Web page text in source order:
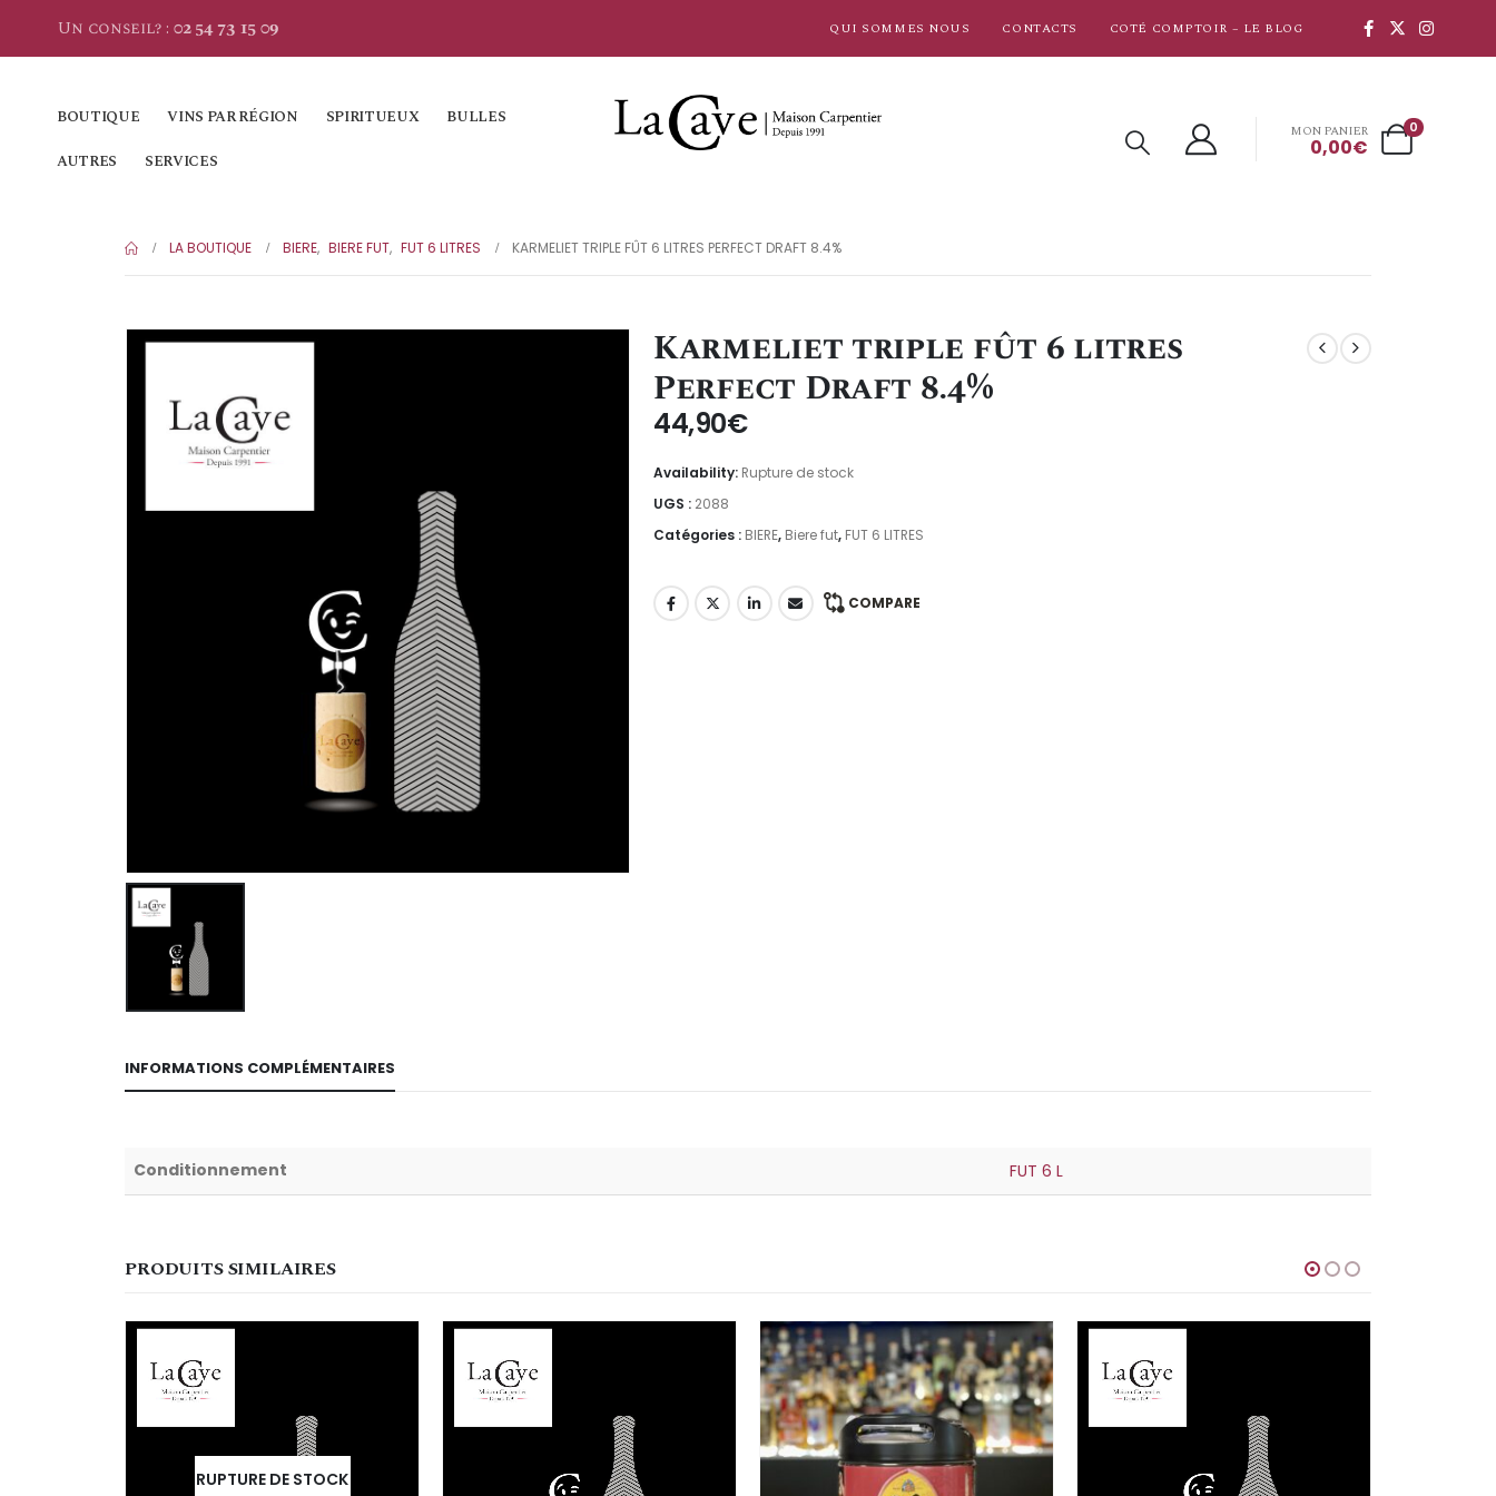
Un conseil? : 02 54 73 15 09 QUI SOMMES NOUS CONTACTS COTÉ COMPTOIR – LE BLOG
BOUTIQUE VINS PAR RÉGION SPIRITUEUX
BULLES
AUTRES
SERVICES
0
MON PANIER
0,00€
LA BOUTIQUE BIERE, BIERE FUT, FUT 6 LITRES KARMELIET TRIPLE FÛT 6 LITRES PERFECT DRAFT 8.4%
Karmeliet triple fût 6 litres
Perfect Draft 8.4%
44,90€
Availability: Rupture de stock
UGS : 2088
Catégories : BIERE, Biere fut, FUT 6 LITRES
COMPARE
INFORMATIONS COMPLÉMENTAIRES
Conditionnement FUT 6 L
PRODUITS SIMILAIRES
RUPTURE DE STOCK